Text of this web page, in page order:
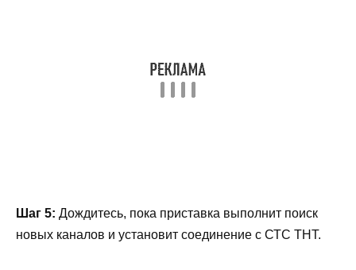
Шаг 5: Дождитесь, пока приставка выполнит поиск
новых каналов и установит соединение с СТС ТНТ.